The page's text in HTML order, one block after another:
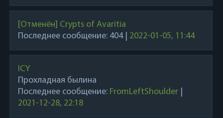
[Отменён] Crypts of Avaritia
Последнее сообщение: 404| 2022-01-05, 11:44
ICY
Прохладная былина
Последнее сообщение: FromLeftShoulder|
2021-12-28, 22:18